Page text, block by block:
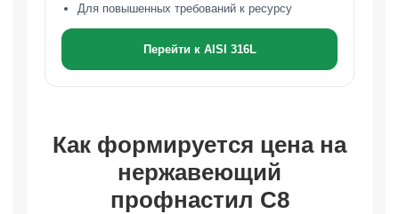
Для повышенных требований к ресурсу
Перейти к AISI 316L
Как формируется цена на
нержавеющий
профнастил С8